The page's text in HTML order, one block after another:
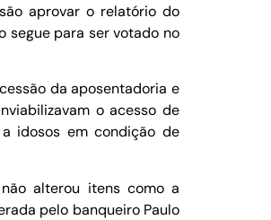
aprovar o relatório do
segue para ser votado no
da aposentadoria e
o acesso de
idosos em condição de
alterou itens como a
pelo banqueiro Paulo